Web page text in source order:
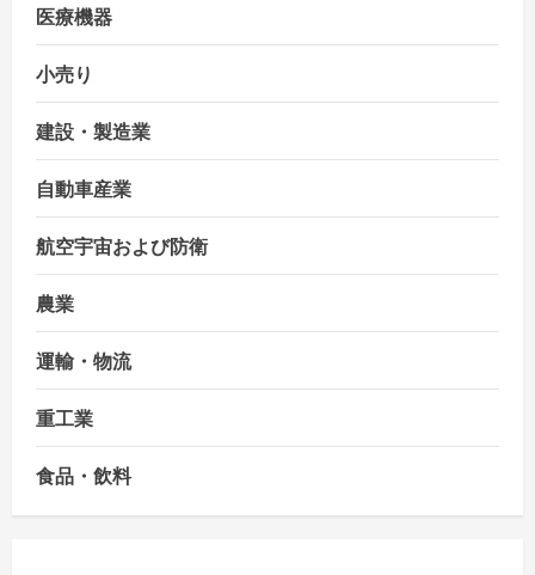
医療機器
小売り
建設・製造業
自動車産業
航空宇宙および防衛
農業
運輸・物流
重工業
食品・飲料